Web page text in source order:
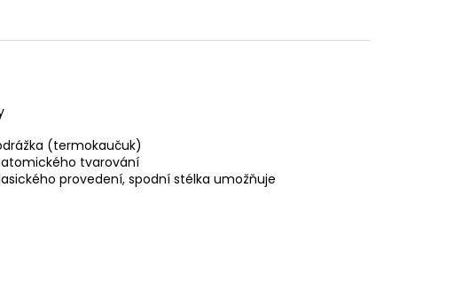
(termokaučuk)
tvarování
provedení, spodní stélka umožňuje